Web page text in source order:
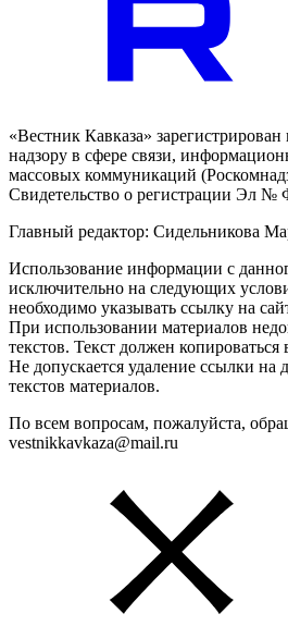
«Вестник Кавказа»
надзору в сфере связи,
массовых коммуникаций
Свидетельство о регистрации Эл №
Главный редактор: Сидельникова
Использование информации с
исключительно на следующих
необходимо указывать ссылку на
При использовании материалов
текстов. Текст должен
Не допускается удаление ссылки на
текстов материалов.
По всем вопросам, пожалуйста,
vestnikkavkaza@mail.ru